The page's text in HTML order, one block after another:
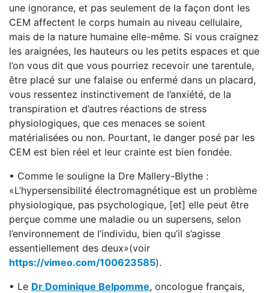
une ignorance, et pas seulement de la façon dont les
CEM affectent le corps humain au niveau cellulaire,
mais de la nature humaine elle-même. Si vous craignez
les araignées, les hauteurs ou les petits espaces et que
l’on vous dit que vous pourriez recevoir une tarentule,
être placé sur une falaise ou enfermé dans un placard,
vous ressentez instinctivement de l’anxiété, de la
transpiration et d’autres réactions de stress
physiologiques, que ces menaces se soient
matérialisées ou non. Pourtant, le danger posé par les
CEM est bien réel et leur crainte est bien fondée.
• Comme le souligne la Dre Mallery-Blythe :
«L’hypersensibilité électromagnétique est un problème
physiologique, pas psychologique, [et] elle peut être
perçue comme une maladie ou un supersens, selon
l’environnement de l’individu, bien qu’il s’agisse
essentiellement des deux»(voir
https://vimeo.com/100623585).
• Le Dr Dominique Belpomme, oncologue français,